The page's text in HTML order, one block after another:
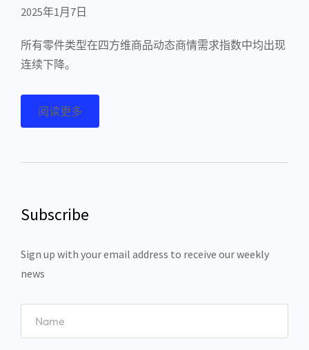
2025年1月7日
所有零件类型在四方维商品动态商情需求指数中均出现
连续下降。
阅读更多
Subscribe
Sign up with your email address to receive our weekly
news